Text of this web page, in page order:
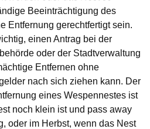
Beeinträchtigung des
Entfernung gerechtfertigt sein.
einen Antrag bei der
oder der Stadtverwaltung
Entfernen ohne
nach sich ziehen kann. Der
eines Wespennestes ist
noch klein ist und pass away
oder im Herbst, wenn das Nest